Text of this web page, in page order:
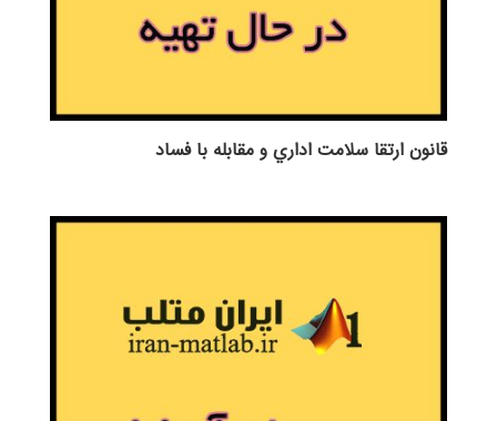
قانون ارتقا سلامت اداري و مقابله با فساد